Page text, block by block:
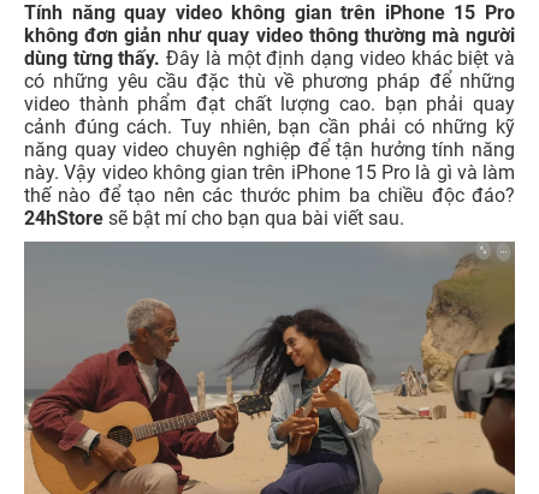
Tính năng quay video không gian trên iPhone 15 Pro
không đơn giản như quay video thông thường mà người
dùng từng thấy. Đây là một định dạng video khác biệt và
có những yêu cầu đặc thù về phương pháp để những
video thành phẩm đạt chất lượng cao. bạn phải quay
cảnh đúng cách. Tuy nhiên, bạn cần phải có những kỹ
năng quay video chuyên nghiệp để tận hưởng tính năng
này. Vậy video không gian trên iPhone 15 Pro là gì và làm
thế nào để tạo nên các thước phim ba chiều độc đáo?
24hStore sẽ bật mí cho bạn qua bài viết sau.